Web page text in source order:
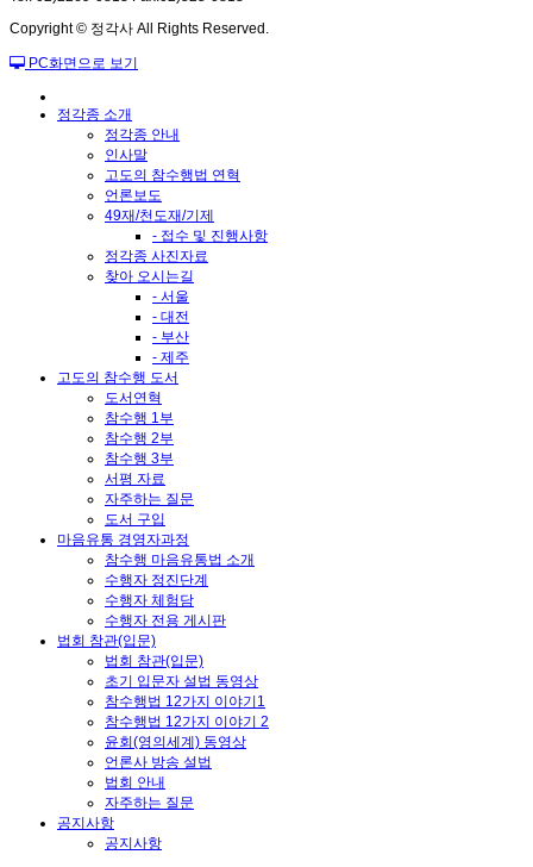
Copyright © 정각사 All Rights Reserved.
PC화면으로 보기
정각종 소개
정각종 안내
인사말
고도의 참수행법 연혁
언론보도
49재/천도재/기제
- 접수 및 진행사항
정각종 사진자료
찾아 오시는길
- 서울
- 대전
- 부산
- 제주
고도의 참수행 도서
도서연혁
참수행 1부
참수행 2부
참수행 3부
서평 자료
자주하는 질문
도서 구입
마음유통 경영자과정
참수행 마음유통법 소개
수행자 정진단계
수행자 체험담
수행자 전용 게시판
법회 참관(입문)
법회 참관(입문)
초기 입문자 설법 동영상
참수행법 12가지 이야기1
참수행법 12가지 이야기 2
윤회(영의세계) 동영상
언론사 방송 설법
법회 안내
자주하는 질문
공지사항
공지사항